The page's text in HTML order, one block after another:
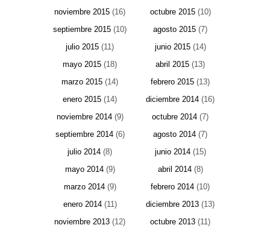
noviembre 2015 (16) octubre 2015(10)
septiembre 2015 (10) agosto 2015 (7)
julio 2015 (11) junio 2015(14)
mayo 2015 (18) abril 2015 (13)
marzo 2015 (14) febrero 2015 (13)
enero 2015 (14) diciembre 2014 (16)
noviembre 2014(9) octubre 2014 (7)
septiembre 2014(6) agosto 2014 (7)
julio 2014 (8) junio 2014(15)
mayo 2014(9) abril 2014(8)
marzo 2014(9) febrero 2014 (10)
enero 2014(11) diciembre 2013 (13)
noviembre 2013 (12) octubre 2013 (11)